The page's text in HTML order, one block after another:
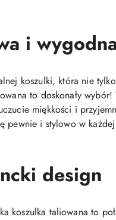
i
koszulki, która nie
to doskonały
miękkości i
pewnie i stylowo w
design
koszulka taliowana to